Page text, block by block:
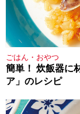
ごはん・おやつ
簡単！ 炊飯器に
ア」のレシピ